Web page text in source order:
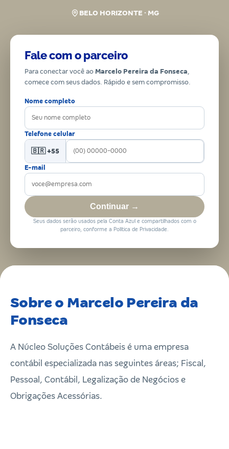
BELO HORIZONTE · MG
Fale com o parceiro
Para conectar você ao Marcelo Pereira da Fonseca,
comece com seus dados. Rápido e sem compromisso.
Nome completo
Telefone celular
🇧🇷 +55
E-mail
Continuar →
Seus dados serão usados pela Conta Azul e compartilhados com o
parceiro, conforme a Política de Privacidade.
Sobre o Marcelo Pereira da
Fonseca
A Núcleo Soluções Contábeis é uma empresa
contábil especializada nas seguintes áreas; Fiscal,
Pessoal, Contábil, Legalização de Negócios e
Obrigações Acessórias.